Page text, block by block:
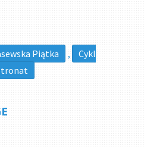
Piątka ,
Cykl